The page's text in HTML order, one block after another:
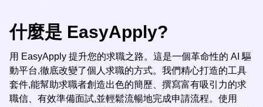
什麼是 EasyApply?
用 EasyApply 提升您的求職之路。這是一個革命性的 AI 驅
動平台,徹底改變了個人求職的方式。我們精心打造的工具
套件,能幫助求職者創造出色的簡歷、撰寫富有吸引力的求
職信、有效準備面試,並輕鬆流暢地完成申請流程。使用